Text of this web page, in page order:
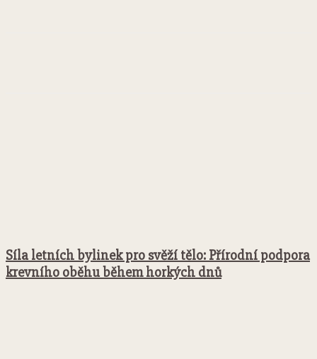
Síla letních bylinek pro svěží tělo: Přírodní podpora
krevního oběhu během horkých dnů